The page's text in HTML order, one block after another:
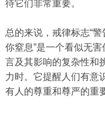
待它们非常重要。
总的来说，戒律标志“
你窒息”是一个看似无
言及其影响的复杂性和
力时。它提醒人们有意
有人的尊重和尊严的重